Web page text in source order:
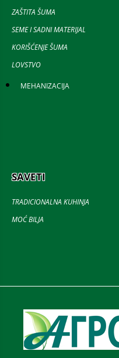
ZAŠTITA ŠUMA
SEME I SADNI MATERIJAL
KORIŠĆENJE ŠUMA
LOVSTVO
MEHANIZACIJA
SAVETI
TRADICIONALNA KUHINJA
MOĆ BILJA